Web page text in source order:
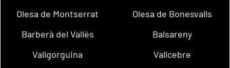
Olesa de Montserrat
Olesa de Bonesvalls
Barberà del Vallès
Balsareny
Vallgorguina
Vallcebre